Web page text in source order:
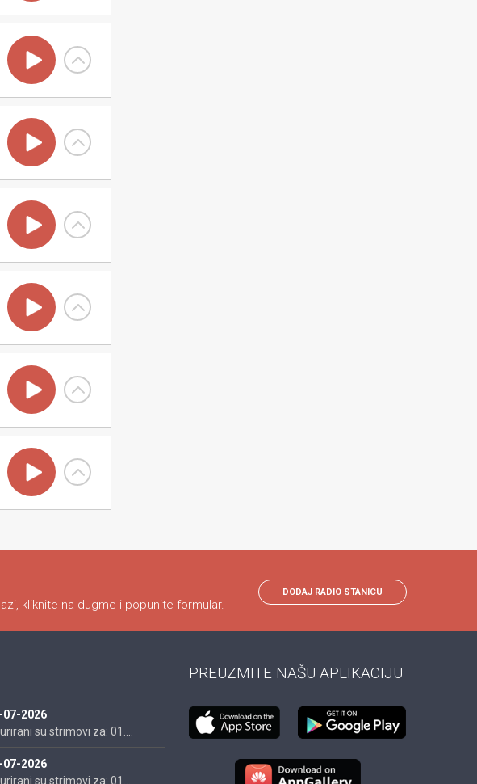
kliknite na dugme i popunite formular.
DODAJ RADIO STANICU
07-2026
su strimovi za: 01....
07-2026
su strimovi za: 01....
PREUZMITE NAŠU APLIKACIJU